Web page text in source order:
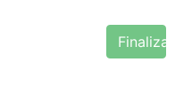
Finalizar